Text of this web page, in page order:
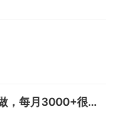
，每月3000+很简